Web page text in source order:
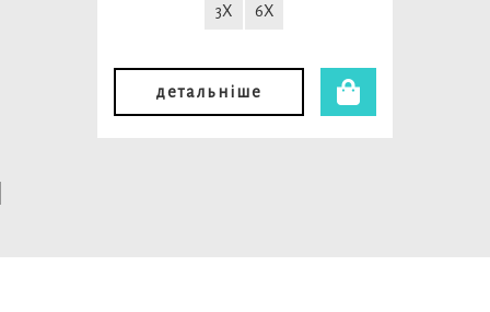
3X 6X
детальніше